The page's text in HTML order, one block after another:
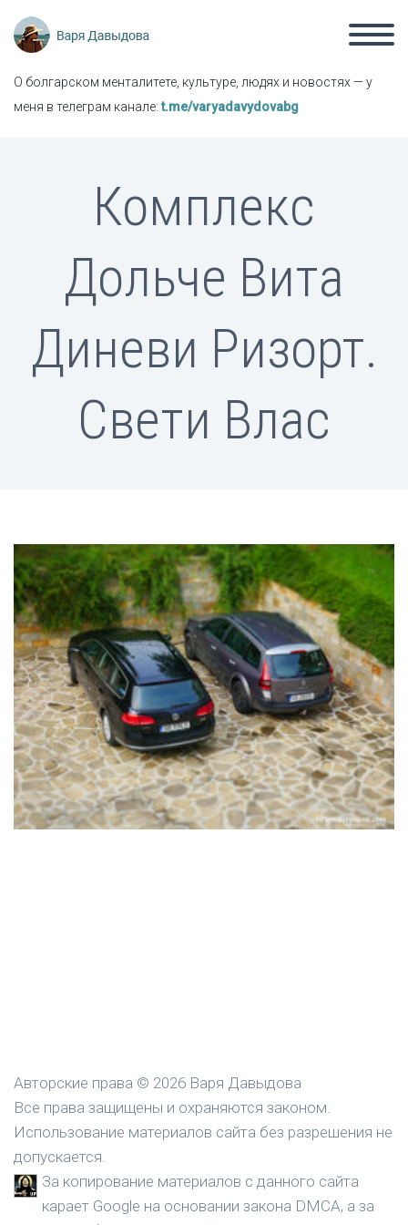
О болгарском менталитете, культуре, людях и новостях — у
меня в телеграм канале:t.me/varyadavydovabg
Комплекс
Дольче Вита
Диневи Ризорт.
Свети Влас
Авторские права © 2026 Варя Давыдова
Все права защищены и охраняются законом.
Использование материалов сайта без разрешения не
допускается.
За копирование материалов с данного сайта
карает Google на основании закона DMCA, а за